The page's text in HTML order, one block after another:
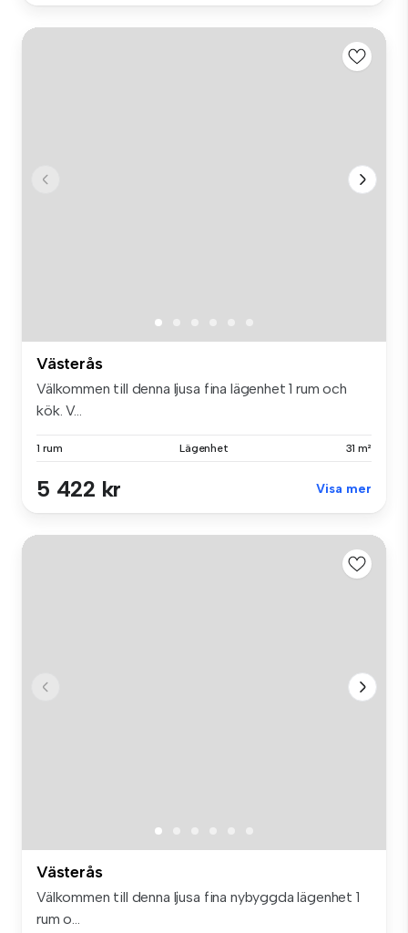
Västerås
Välkommen till denna ljusa fina lägenhet 1 rum och
kök. V...
1 rum Lägenhet 31 m²
5 422 kr Visa mer
Västerås
Välkommen till denna ljusa fina nybyggda lägenhet 1
rum o...